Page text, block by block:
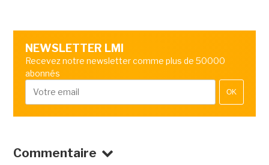
NEWSLETTER LMI
Recevez notre newsletter comme plus de 50000
abonnés
OK
Commentaire